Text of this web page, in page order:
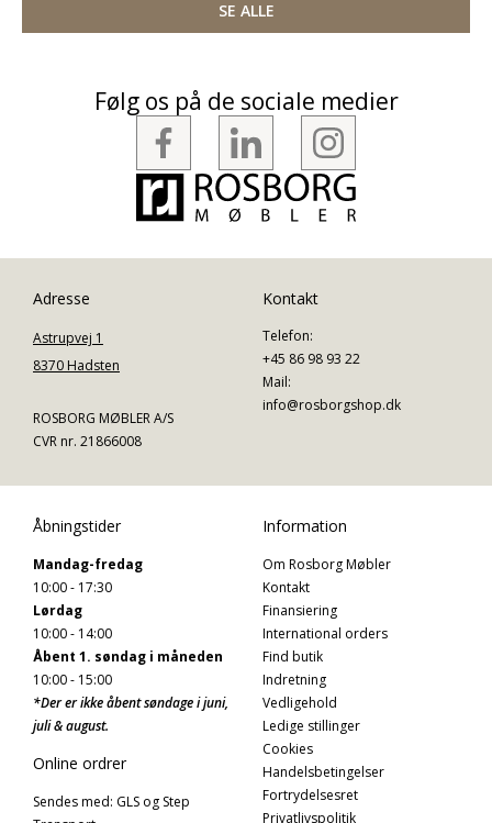
SE ALLE
Følg os på de sociale medier
Adresse
Astrupvej 1
8370 Hadsten
ROSBORG MØBLER A/S
CVR nr. 21866008
Kontakt
Telefon:
+45 86 98 93 22
Mail:
info@rosborgshop.dk
Åbningstider
Mandag-fredag
10:00 - 17:30
Lørdag
10:00 - 14:00
Åbent 1. søndag i måneden
10:00 - 15:00
*Der er ikke åbent søndage i juni,
juli & august.
Online ordrer
Sendes med: GLS og Step
Information
Om Rosborg Møbler
Kontakt
Finansiering
International orders
Find butik
Indretning
Vedligehold
Ledige stillinger
Cookies
Handelsbetingelser
Fortrydelsesret
Privatlivspolitik